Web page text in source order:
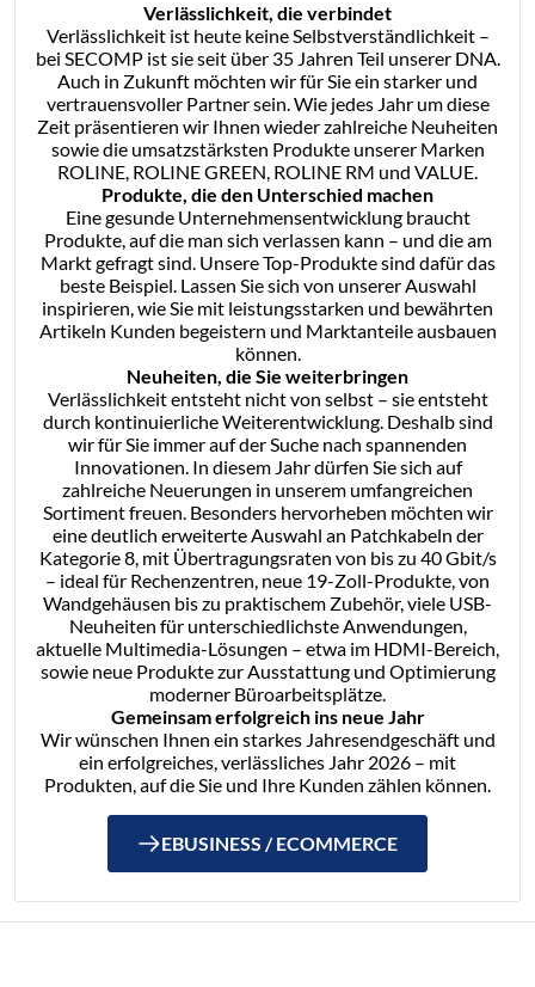
Verlässlichkeit, die verbindet
Verlässlichkeit ist heute keine Selbstverständlichkeit –
bei SECOMP ist sie seit über 35 Jahren Teil unserer DNA.
Auch in Zukunft möchten wir für Sie ein starker und
vertrauensvoller Partner sein. Wie jedes Jahr um diese
Zeit präsentieren wir Ihnen wieder zahlreiche Neuheiten
sowie die umsatzstärksten Produkte unserer Marken
ROLINE, ROLINE GREEN, ROLINE RM und VALUE.
Produkte, die den Unterschied machen
Eine gesunde Unternehmensentwicklung braucht
Produkte, auf die man sich verlassen kann – und die am
Markt gefragt sind. Unsere Top-Produkte sind dafür das
beste Beispiel. Lassen Sie sich von unserer Auswahl
inspirieren, wie Sie mit leistungsstarken und bewährten
Artikeln Kunden begeistern und Marktanteile ausbauen
können.
Neuheiten, die Sie weiterbringen
Verlässlichkeit entsteht nicht von selbst – sie entsteht
durch kontinuierliche Weiterentwicklung. Deshalb sind
wir für Sie immer auf der Suche nach spannenden
Innovationen. In diesem Jahr dürfen Sie sich auf
zahlreiche Neuerungen in unserem umfangreichen
Sortiment freuen. Besonders hervorheben möchten wir
eine deutlich erweiterte Auswahl an Patchkabeln der
Kategorie 8, mit Übertragungsraten von bis zu 40 Gbit/s
– ideal für Rechenzentren, neue 19-Zoll-Produkte, von
Wandgehäusen bis zu praktischem Zubehör, viele USB-
Neuheiten für unterschiedlichste Anwendungen,
aktuelle Multimedia-Lösungen – etwa im HDMI-Bereich,
sowie neue Produkte zur Ausstattung und Optimierung
moderner Büroarbeitsplätze.
Gemeinsam erfolgreich ins neue Jahr
Wir wünschen Ihnen ein starkes Jahresendgeschäft und
ein erfolgreiches, verlässliches Jahr 2026 – mit
Produkten, auf die Sie und Ihre Kunden zählen können.
EBUSINESS / ECOMMERCE